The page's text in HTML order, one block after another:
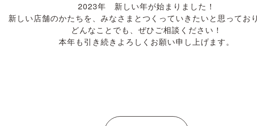
2023年 新しい年が始まりました！
新しい店舗のかたちを、みなさまとつくっていきたいと思ってお
どんなことでも、ぜひご相談ください！
本年も引き続きよろしくお願い申し上げます。